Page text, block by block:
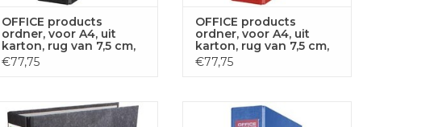
OFFICE products
ordner, voor A4, uit
karton, rug van 7,5 cm,
zwart
€77,75
OFFICE products
ordner, voor A4, uit
karton, rug van 7,5 cm,
rood
€77,75
Q-CONNECT ordner, voor ft A4,
OFFICE products ordner, voor